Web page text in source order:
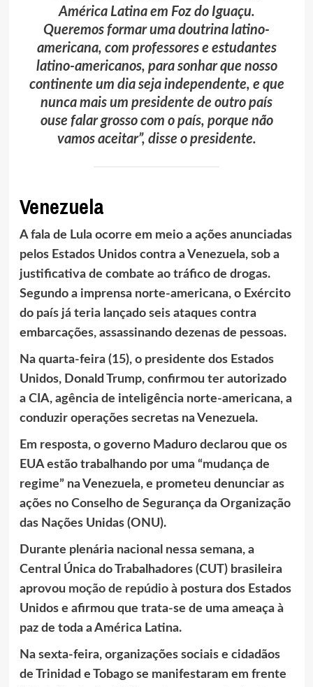
América Latina em Foz do Iguaçu.
Queremos formar uma doutrina latino-
americana, com professores e estudantes
latino-americanos, para sonhar que nosso
continente um dia seja independente, e que
nunca mais um presidente de outro país
ouse falar grosso com o país, porque não
vamos aceitar”, disse o presidente.
Venezuela
A fala de Lula ocorre em meio a ações anunciadas
pelos Estados Unidos contra a Venezuela, sob a
justificativa de combate ao tráfico de drogas.
Segundo a imprensa norte-americana, o Exército
do país já teria lançado seis ataques contra
embarcações, assassinando dezenas de pessoas.
Na quarta-feira (15), o presidente dos Estados
Unidos, Donald Trump, confirmou ter autorizado
a CIA, agência de inteligência norte-americana, a
conduzir operações secretas na Venezuela.
Em resposta, o governo Maduro declarou que os
EUA estão trabalhando por uma “mudança de
regime” na Venezuela, e prometeu denunciar as
ações no Conselho de Segurança da Organização
das Nações Unidas (ONU).
Durante plenária nacional nessa semana, a
Central Única do Trabalhadores (CUT) brasileira
aprovou moção de repúdioà postura dos Estados
Unidos e afirmou que trata-se de uma ameaça à
paz de toda a América Latina.
Na sexta-feira, organizações sociais e cidadãos
de Trinidad e Tobago se manifestaram em frente